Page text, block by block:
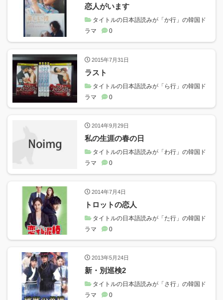
恋人がいます
タイトルの日本語読みが「か行」の韓国ド
ラマ
0
2015年7月31日
ラスト
タイトルの日本語読みが「ら行」の韓国ド
ラマ
0
2014年9月29日
私の生涯の春の日
タイトルの日本語読みが「わ行」の韓国ド
ラマ
0
2014年7月4日
トロットの恋人
タイトルの日本語読みが「た行」の韓国ド
ラマ
0
2013年5月24日
新・別巡検2
タイトルの日本語読みが「さ行」の韓国ド
ラマ
0